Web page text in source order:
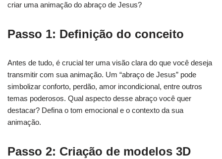
criar uma animação do abraço de Jesus?
Passo 1: Definição do conceito
Antes de tudo, é crucial ter uma visão clara do que você deseja
transmitir com sua animação. Um “abraço de Jesus” pode
simbolizar conforto, perdão, amor incondicional, entre outros
temas poderosos. Qual aspecto desse abraço você quer
destacar? Defina o tom emocional e o contexto da sua
animação.
Passo 2: Criação de modelos 3D